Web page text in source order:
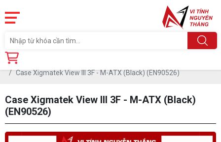
Trang chủ
Case Xigmatek View III 3F - M-ATX (Black) (EN90526)
Case Xigmatek View III 3F - M-ATX (Black)
(EN90526)